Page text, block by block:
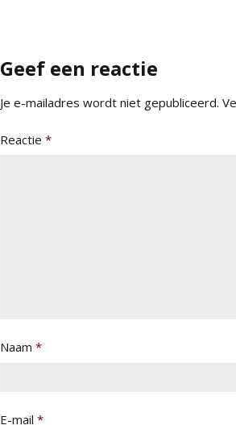
Geef een reactie
Je e-mailadres wordt niet gepubliceerd.
Reactie *
Naam *
E-mail *